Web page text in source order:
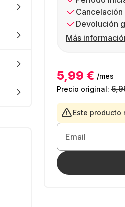
Devolución
Más
5,99 € /mes
Precio original:
Este producto
Email